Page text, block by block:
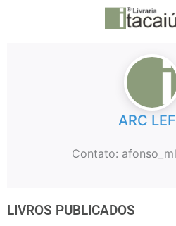
ARC
Contato:
LIVROS PUBLICADOS